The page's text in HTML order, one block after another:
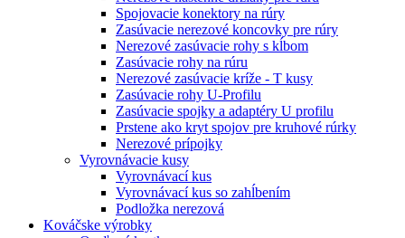
Spojovacie konektory na rúry
Zasúvacie nerezové koncovky pre rúry
Nerezové zasúvacie rohy s kĺbom
Zasúvacie rohy na rúru
Nerezové zasúvacie kríže - T kusy
Zasúvacie rohy U-Profilu
Zasúvacie spojky a adaptéry U profilu
Prstene ako kryt spojov pre kruhové rúrky
Nerezové prípojky
Vyrovnávacie kusy
Vyrovnávací kus
Vyrovnávací kus so zahĺbením
Podložka nerezová
Kováčske výrobky